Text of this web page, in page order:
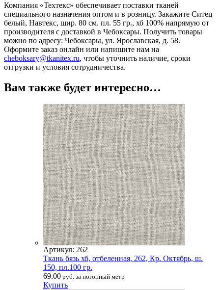
Компания «Техтекс» обеспечивает поставки тканей
специального назначения оптом и в розницу. Закажите Ситец
белый, Навтекс, шир. 80 см. пл. 55 гр., хб 100% напрямую от
производителя с доставкой в Чебоксары. Получить товары
можно по адресу: Чебоксары, ул. Ярославская, д. 58.
Оформите заказ онлайн или напишите нам на
cheboksary@tkanitex.ru, чтобы уточнить наличие, сроки
отгрузки и условия сотрудничества.
Вам также будет интересно…
Артикул: 262
Ткань бязь хб, отбеленная, 262, Кр. Октябрь, ш.
150, пл.100 гр.
69.00 руб. за погонный метр
Купить